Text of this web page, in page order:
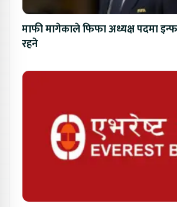
माफी मागेकाले फिफा अध्यक्ष पदमा
रहने